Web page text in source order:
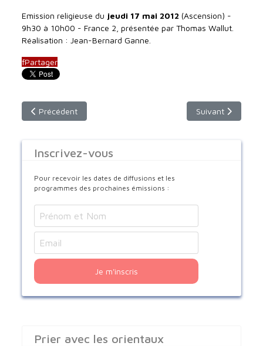
Emission religieuse du jeudi 17 mai 2012 (Ascension) -
9h30 à 10h00 - France 2, présentée par Thomas Wallut.
Réalisation : Jean-Bernard Ganne.
fPartager
Article précédent : L’éclatement de l’Orient Chrétien,
Précédent Article suivant :
Suivant
Inscrivez-vous
Pour recevoir les dates de diffusions et les
programmes des prochaines émissions :
Je m'inscris
Prier avec les orientaux